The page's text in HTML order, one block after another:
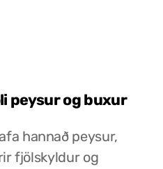
peysur og buxur
hannað peysur,
fjölskyldur og